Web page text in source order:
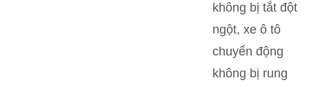
không bị tắt đột
ngột, xe ô tô
chuyển động
không bị rung